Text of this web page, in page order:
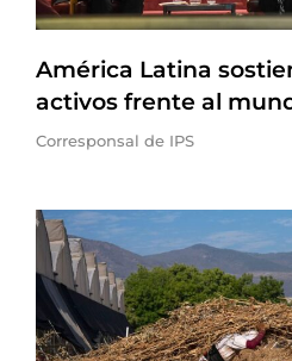
América Latina
activos frente al
Corresponsal de IPS